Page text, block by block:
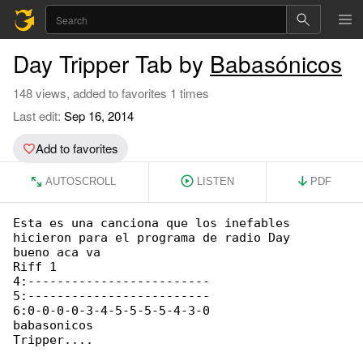
Day Tripper Tab by Babasónicos
148 views, added to favorites 1 times
Last edit: Sep 16, 2014
Add to favorites
AUTOSCROLL LISTEN PDF
Esta es una canciona que los inefables
hicieron para el programa de radio Day
bueno aca va
Riff 1
4:-------------------------
5:-------------------------
6:0-0-0-0-3-4-5-5-5-5-4-3-0
babasonicos
Tripper....